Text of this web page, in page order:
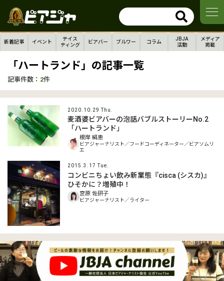
新着記事 イベント
テイス
ティング
ビアバー ブルワー コラム
JBJA
活動
メディア
掲載
「ハートランド」の記事一覧
記事件数： 2件
2020.10.29 Thu.
麦酒婆ビアバーの泡話バブルストーリーNo.2
「ハートランド」
根岸 絹恵
ビアジャーナリスト／フードコーディネーター／ビアソムリ
エ
2015.3.17 Tue.
コンビニちょい飲み新業態『cisca (シスカ)』
ひそかに？増殖中！
宮原 佐研子
ビアジャーナリスト／ライター